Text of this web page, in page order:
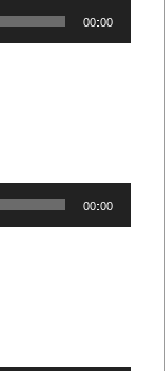
00:00
00:00